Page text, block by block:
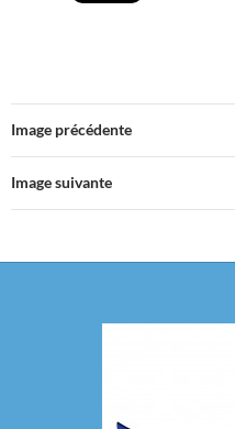
Image précédente
Image suivante